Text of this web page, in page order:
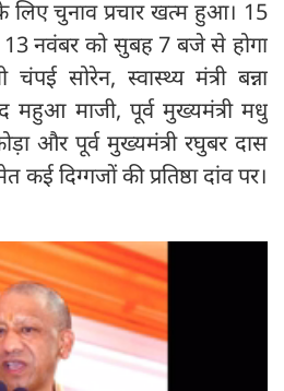
चुनाव प्रचार खत्म हुआ। 15
13 नवंबर को सुबह 7 बजे से होगा
चंपई सोरेन, स्वास्थ्य मंत्री बन्ना
महुआ माजी, पूर्व मुख्यमंत्री मधु
और पूर्व मुख्यमंत्री रघुबर दास
कई दिग्गजों की प्रतिष्ठा दांव पर।